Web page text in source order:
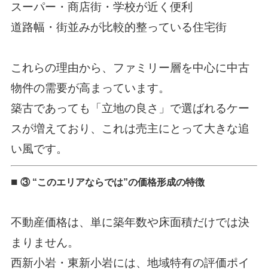
スーパー・商店街・学校が近く便利
道路幅・街並みが比較的整っている住宅街
これらの理由から、ファミリー層を中心に中古
物件の需要が高まっています。
築古であっても「立地の良さ」で選ばれるケー
スが増えており、これは売主にとって大きな追
い風です。
■ ③ “このエリアならでは”の価格形成の特徴
不動産価格は、単に築年数や床面積だけでは決
まりません。
西新小岩・東新小岩には、地域特有の評価ポイ